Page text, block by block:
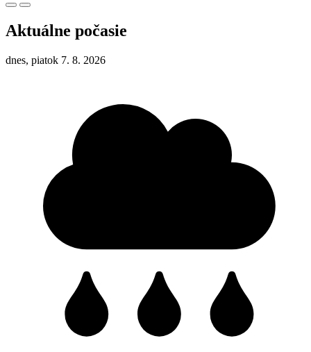
Aktuálne počasie
dnes, piatok 7. 8. 2026